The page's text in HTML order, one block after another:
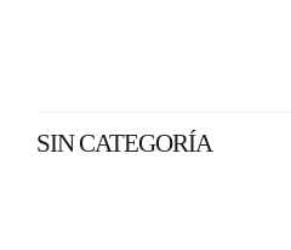
SIN CATEGORÍA